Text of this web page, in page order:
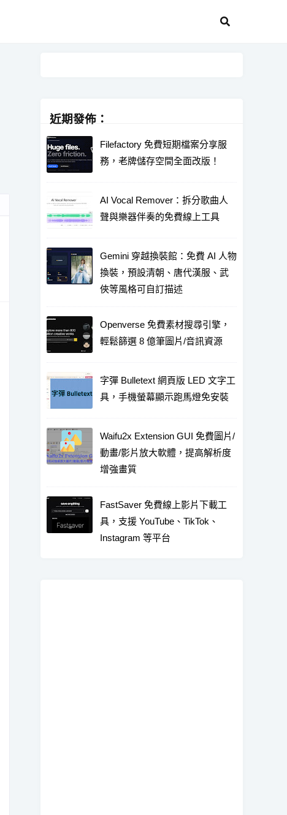
近期發佈：
Filefactory 免費短期檔案分享服
務，老牌儲存空間全面改版！
AI Vocal Remover：拆分歌曲人
聲與樂器伴奏的免費線上工具
Gemini 穿越換裝館：免費 AI 人物
換裝，預設清朝、唐代漢服、武
俠等風格可自訂描述
Openverse 免費素材搜尋引擎，
輕鬆篩選 8 億筆圖片/音訊資源
字彈 Bulletext 網頁版 LED 文字工
具，手機螢幕顯示跑馬燈免安裝
Waifu2x Extension GUI 免費圖片/
動畫/影片放大軟體，提高解析度
增強畫質
FastSaver 免費線上影片下載工
具，支援 YouTube、TikTok、
Instagram 等平台